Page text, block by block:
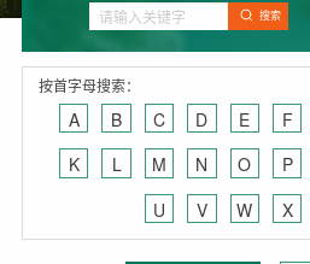
搜索
按首字母搜索：
A B C D E F
K
L M N O P
U
V W X